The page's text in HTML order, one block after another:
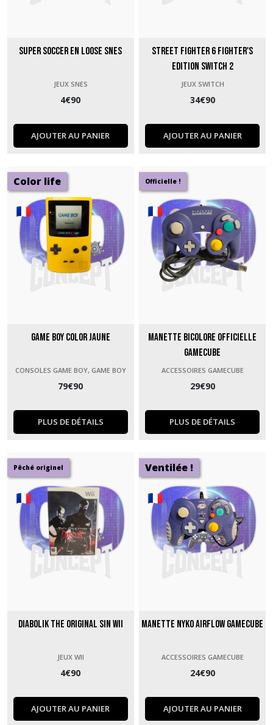
Super Soccer en loose SNES
JEUX SNES
4€90
AJOUTER AU PANIER
Street Fighter 6 Fighter's
Edition Switch 2
JEUX SWITCH
34€90
AJOUTER AU PANIER
Color life
Game Boy Color Jaune
CONSOLES GAME BOY, GAME BOY
79€90
PLUS DE DÉTAILS
Officielle !
Manette Bicolore officielle
GameCube
ACCESSOIRES GAMECUBE
29€90
PLUS DE DÉTAILS
Pêché originel
Diabolik The Original Sin Wii
JEUX WII
4€90
AJOUTER AU PANIER
Ventilée !
Manette Nyko AirFlow GameCube
ACCESSOIRES GAMECUBE
24€90
AJOUTER AU PANIER